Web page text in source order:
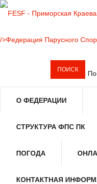
О ФЕДЕРАЦИИ
СТРУКТУРА ФПС ПК
ПОГОДА
КОНТАКТНАЯ